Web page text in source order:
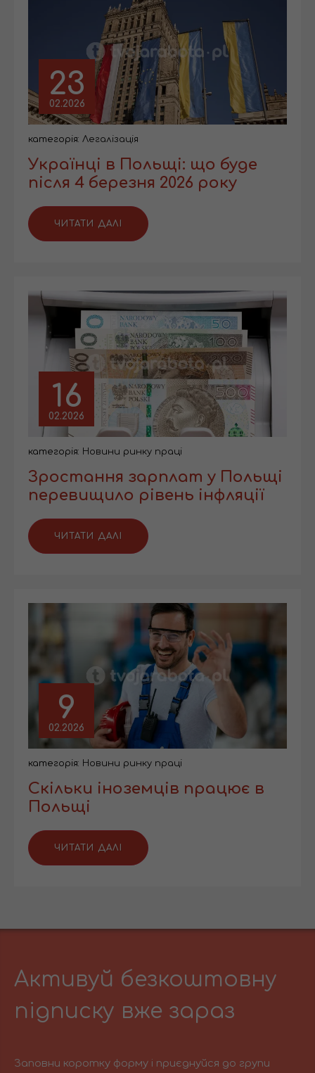
23
02.2026
категорія: Легалізація
Українці в Польщі: що буде
після 4 березня 2026 року
ЧИТАТИ ДАЛІ
16
02.2026
категорія: Новини ринку праці
Зростання зарплат у Польщі
перевищило рівень інфляції
ЧИТАТИ ДАЛІ
9
02.2026
категорія: Новини ринку праці
Скільки іноземців працює в
Польщі
ЧИТАТИ ДАЛІ
Активуй безкоштовну
підписку вже зараз
Заповни коротку форму і приєднуйся до групи